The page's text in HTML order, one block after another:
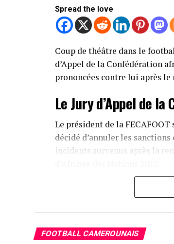
Spread the love
Coup de théâtre dans le
d’Appel de la Confédération
prononcées contre lui après le
Le Jury d’Appel de la
Le président de la FECAFOOT
décidé d’annuler les
incidents survenus après la
Cette décision marque un
nombreuses réactions au
Les sanctions de
FOOTBALL CAMEROUNAIS